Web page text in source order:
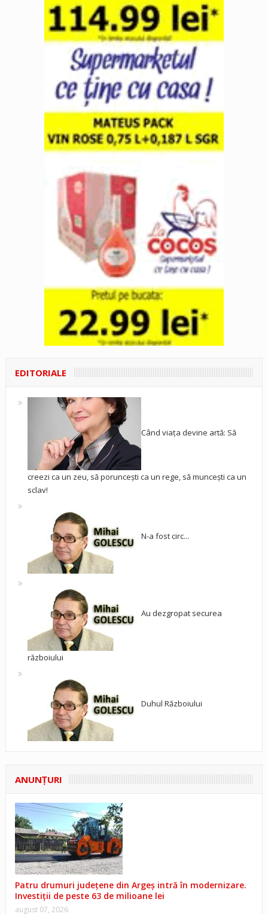
EDITORIALE
Când viața devine artă: Să
creezi ca un zeu, să poruncești ca un rege, să muncești ca un
sclav!
N-a fost circ...
Au dezgropat securea
războiului
Duhul Războiului
ANUNŢURI
Patru drumuri județene din Argeș intră în modernizare.
Investiții de peste 63 de milioane lei
august 07, 2026